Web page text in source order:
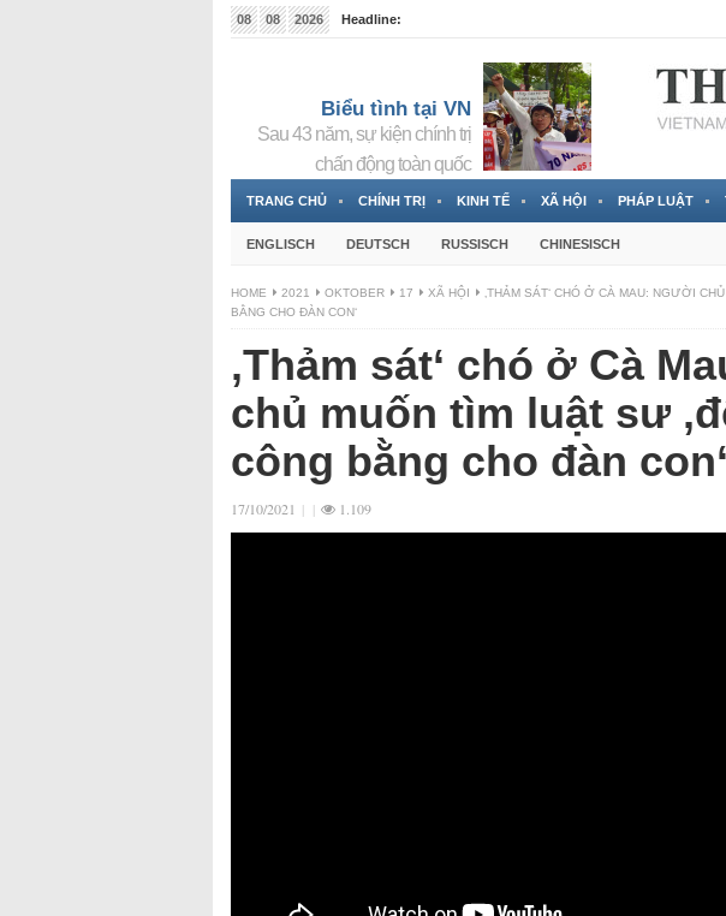
08 08 2026
Headline:
Biểu tình tại VN
Sau 43 năm, sự kiện chính trị
chấn động toàn quốc
TRANG CHỦ CHÍNH TRỊ KINH TẾ XÃ HỘI PHÁP LUẬT
ENGLISCH DEUTSCH RUSSISCH CHINESISCH
HOME 2021 OKTOBER 17 XÃ HỘI
‚THẢM SÁT‘ CHÓ Ở CÀ MAU: NGƯỜI
BẰNG CHO ĐÀN CON‘
‚Thảm sát‘ chó ở Cà
chủ muốn tìm luật sư
công bằng cho đàn con‘
17/10/2021 | | 1.109